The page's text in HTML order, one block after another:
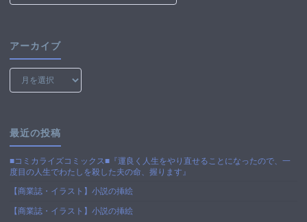
ゴ
アーカイブ
ア
カ
最近の投稿
■コミカライズコミックス■『運良く人生をやり直せることになったので、一
度目の人生でわたしを殺した夫の命、握ります』
【商業誌・イラスト】小説の挿絵
【商業誌・イラスト】小説の挿絵